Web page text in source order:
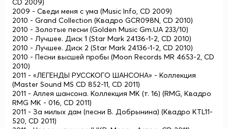
CD 2009)
2009 - Сведи меня с ума (Music Info, CD 2009)
2010 - Grand Collection (Квадро GCR098N, CD 2010)
2010 - Золотые песни (Golden Music Gm.UA 233/10)
2010 - Лучшее. Диск 1 (Star Mark 24136-1-2, CD 2010)
2010 - Лучшее. Диск 2 (Star Mark 24136-1-2, CD 2010)
2010 - Песни высшей пробы (Moon Records MR 4653-2, CD
2010)
2011 - «ЛЕГЕНДЫ РУССКОГО ШАНСОНА» - Коллекция
(Master Sound MS CD 852-11, CD 2011)
2011 - Аллея шансона. Коллекция МК (т. 16) (RMG, Квадро
RMG MK - 016, CD 2011)
2011 - За милых дам (песни В. Добрынина) (Квадро KTL11-
520, CD 2011)